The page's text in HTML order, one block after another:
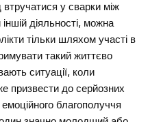
у сварки між
діяльності, можна
тільки шляхом участі в
такий життєво
ситуації, коли
призвести до серйозних
благополуччя